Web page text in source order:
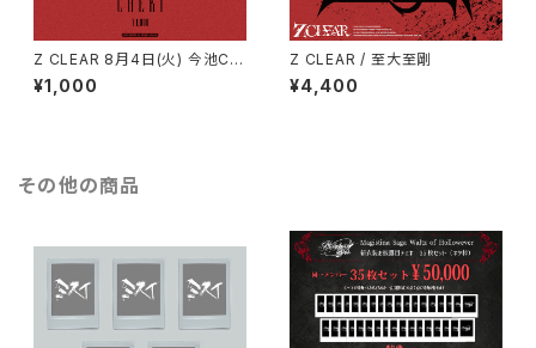
Z CLEAR 8月4日(火) 今池CL
UB 3STAR Z CLEAR × ミスイ
2MAN TOUR『限界ROCK』
¥1,000
Z CLEAR / 至大至剛
¥4,400
その他の商品